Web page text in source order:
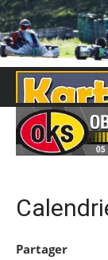
Skip
to
content
Partager